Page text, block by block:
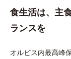
食生活は、主
ランスを
オルビス内最高峰